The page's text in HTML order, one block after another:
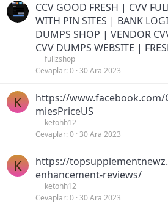
CCV GOOD FRESH | CVV
WITH PIN SITES | BANK
DUMPS SHOP | VENDOR
CVV DUMPS WEBSITE |
fullzshop
Cevaplar 0 30 Ara 2023
K
https://www.facebook.com/
miesPriceUS
ketohh12
Cevaplar 0 30 Ara 2023
K
https://
enhancement-reviews/
ketohh12
Cevaplar 0 30 Ara 2023